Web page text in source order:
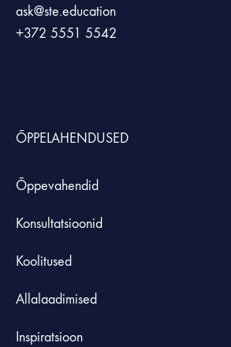
ask@ste.education
+372 5551 5542
ÕPPELAHENDUSED
Õppevahendid
Konsultatsioonid
Koolitused
Allalaadimised
Inspiratsioon